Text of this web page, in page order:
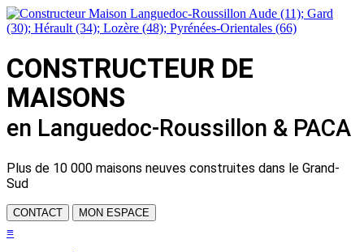
CONSTRUCTEUR DE
MAISONS
en Languedoc-Roussillon & PACA
Plus de 10 000 maisons neuves construites dans le Grand-
Sud
CONTACT MON ESPACE
≡